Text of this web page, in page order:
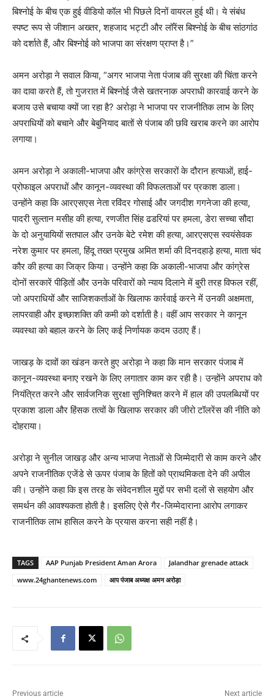
बिश्नोई के बीच एक हुई वीडियो कॉल भी पिछले दिनों वायरल हुई थी। ये संबंध
स्पष्ट रूप से जीशान अख्तर, शहजाद भट्टी और लॉरेंस बिश्नोई के बीच सांठगांठ
को दर्शाते हैं, और बिश्नोई को भाजपा का संरक्षण प्राप्त है।”
अमन अरोड़ा ने सवाल किया, “अगर भाजपा नेता पंजाब की सुरक्षा की चिंता करने
का दावा करते हैं, तो गुजरात में बिश्नोई जैसे खतरनाक अपराधी कारवाई करने के
बजाय उसे बचाया क्यों जा रहा है? अरोड़ा ने भाजपा पर राजनीतिक लाभ के लिए
अपराधियों को बचाने और बेबुनियाद बातों से पंजाब की छवि खराब करने का आरोप
लगाया।
अमन अरोड़ा ने अकाली-भाजपा और कांग्रेस सरकारों के दौरान हत्याओं, हाई-
प्रोफाइल अपराधों और कानून-व्यवस्था की विफलताओं पर प्रकाश डाला।
उन्होंने कहा कि आरएसएस नेता रविंदर गोसाई और जगदीश गगनेजा की हत्या,
पादरी सुल्तान मसीह की हत्या, रणजीत सिंह ढडरियां पर हमला, डेरा सच्चा सौदा
के दो अनुयायियों सतपाल और उनके बेटे रमेश की हत्या, आरएसएस स्वयंसेवक
नरेश कुमार पर हमला, हिंदू तख्त प्रमुख अमित शर्मा की दिनदहाड़े हत्या, माता चंद
कौर की हत्या का जिक्र किया। उन्होंने कहा कि अकाली-भाजपा और कांग्रेस
दोनों सरकारें पीड़ितों और उनके परिवारों को न्याय दिलाने में बुरी तरह विफल रहीं,
जो अपराधियों और साजिशकर्ताओं के खिलाफ कार्रवाई करने में उनकी अक्षमता,
लापरवाही और इच्छाशक्ति की कमी को दर्शाती है। वहीं आप सरकार ने कानून
व्यवस्था को बहाल करने के लिए कई निर्णायक कदम उठाए हैं।
जाखड़ के दावों का खंडन करते हुए अरोड़ा ने कहा कि मान सरकार पंजाब में
कानून-व्यवस्था बनाए रखने के लिए लगातार काम कर रही है। उन्होंने अपराध को
नियंत्रित करने और सार्वजनिक सुरक्षा सुनिश्चित करने में हाल की उपलब्धियों पर
प्रकाश डाला और हिंसक तत्वों के खिलाफ सरकार की जीरो टॉलरेंस की नीति को
दोहराया।
अरोड़ा ने सुनील जाखड़ और अन्य भाजपा नेताओं से जिम्मेदारी से काम करने और
अपने राजनीतिक एजेंडे से ऊपर पंजाब के हितों को प्राथमिकता देने की अपील
की। उन्होंने कहा कि इस तरह के संवेदनशील मुद्दों पर सभी दलों से सहयोग और
समर्थन की आवश्यकता होती है। इसलिए ऐसे गैर-जिम्मेदाराना आरोप लगाकर
राजनीतिक लाभ हासिल करने के प्रयास करना सही नहीं है।
TAGS AAP Punjab President Aman Arora
Jalandhar grenade attack
www.24ghantenews.com
आप पंजाब अध्यक्ष अमन अरोड़ा
Previous article Next article